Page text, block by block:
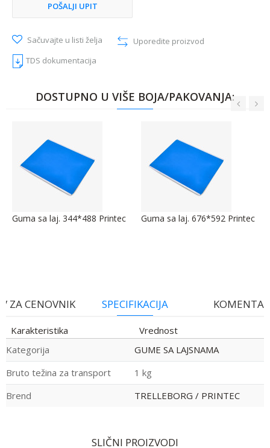
POŠALJI UPIT
Sačuvajte u listi želja
Uporedite proizvod
TDS dokumentacija
DOSTUPNO U VIŠE BOJA/PAKOVANJA:
Guma sa laj. 344*488 Printec Guma sa laj. 676*592 Printec
ZA CENOVNIK SPECIFIKACIJA
Karakteristika
Vrednost
Kategorija
GUME SA LAJSNAMA
Bruto težina za transport
1 kg
Brend
TRELLEBORG / PRINTEC
SLIČNI PROIZVODI